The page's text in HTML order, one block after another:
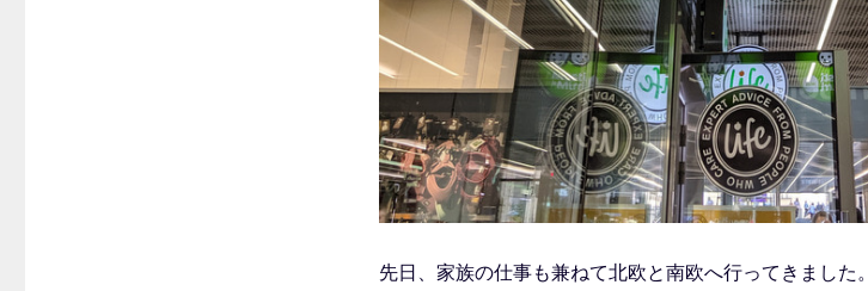
先日、家族の仕事も兼ねて北欧と南欧へ行ってきました。